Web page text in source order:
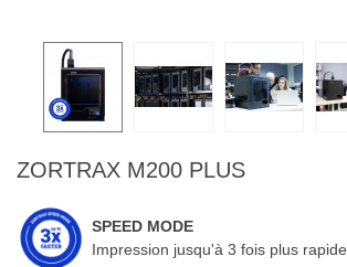
ZORTRAX M200 PLUS
SPEED MODE
Impression jusqu'à 3 fois plus rapide